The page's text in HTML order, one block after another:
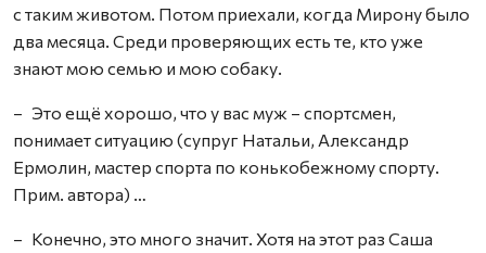
с таким животом. Потом приехали, когда Мирону было
два месяца. Среди проверяющих есть те, кто уже
знают мою семью и мою собаку.
– Это ещё хорошо, что у вас муж – спортсмен,
понимает ситуацию (супруг Натальи, Александр
Ермолин, мастер спорта по конькобежному спорту.
Прим. автора) …
– Конечно, это много значит. Хотя на этот раз Саша